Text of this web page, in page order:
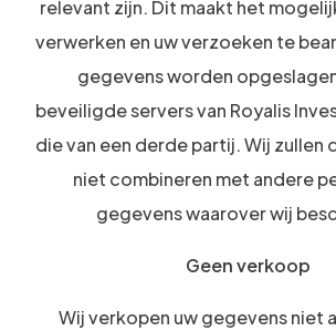
relevant zijn. Dit maakt het
verwerken en uw verzoeken te
gegevens worden
beveiligde servers van Royalis
die van een derde partij. Wij zullen
niet combineren met andere
gegevens waarover wij
Geen verkoop
Wij verkopen uw gegevens niet